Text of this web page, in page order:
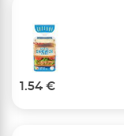
1.54 €